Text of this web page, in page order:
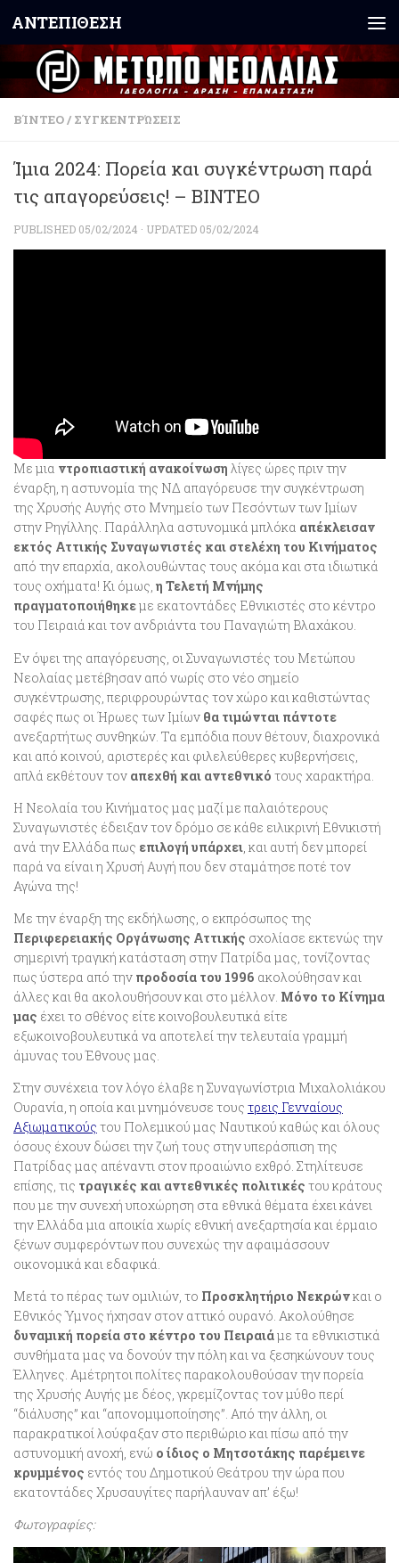
Skip to content
ΑΝΤΕΠΙΘΕΣΗ
ΒΊΝΤΕΟ/ ΣΥΓΚΕΝΤΡΏΣΕΙΣ
Ίμια 2024: Πορεία και συγκέντρωση παρά
τις απαγορεύσεις! – ΒΙΝΤΕΟ
PUBLISHED 05/02/2024 · UPDATED 05/02/2024
Με μια ντροπιαστική ανακοίνωση λίγες ώρες πριν την
έναρξη, η αστυνομία της ΝΔ απαγόρευσε την συγκέντρωση
της Χρυσής Αυγής στο Μνημείο των Πεσόντων των Ιμίων
στην Ρηγίλλης. Παράλληλα αστυνομικά μπλόκα απέκλεισαν
εκτός Αττικής Συναγωνιστές και στελέχη του Κινήματος
από την επαρχία, ακολουθώντας τους ακόμα και στα ιδιωτικά
τους οχήματα! Κι όμως, η Τελετή Μνήμης
πραγματοποιήθηκεμε εκατοντάδες Εθνικιστές στο κέντρο
του Πειραιά και τον ανδριάντα του Παναγιώτη Βλαχάκου.
Εν όψει της απαγόρευσης, οι Συναγωνιστές του Μετώπου
Νεολαίας μετέβησαν από νωρίς στο νέο σημείο
συγκέντρωσης, περιφρουρώντας τον χώρο και καθιστώντας
σαφές πως οι Ήρωες των Ιμίων θα τιμώνται πάντοτε
ανεξαρτήτως συνθηκών. Τα εμπόδια πουν θέτουν, διαχρονικά
και από κοινού, αριστερές και φιλελεύθερες κυβερνήσεις,
απλά εκθέτουν τον απεχθή και αντεθνικό τους χαρακτήρα.
Η Νεολαία του Κινήματος μας μαζί με παλαιότερους
Συναγωνιστές έδειξαν τον δρόμο σε κάθε ειλικρινή Εθνικιστή
ανά την Ελλάδα πως επιλογή υπάρχει , και αυτή δεν μπορεί
παρά να είναι η Χρυσή Αυγή που δεν σταμάτησε ποτέ τον
Αγώνα της!
Με την έναρξη της εκδήλωσης, ο εκπρόσωπος της
Περιφερειακής Οργάνωσης Αττικής σχολίασε εκτενώς την
σημερινή τραγική κατάσταση στην Πατρίδα μας, τονίζοντας
πως ύστερα από την προδοσία του 1996 ακολούθησαν και
άλλες και θα ακολουθήσουν και στο μέλλον. Μόνο το Κίνημα
μας έχει το σθένος είτε κοινοβουλευτικά είτε
εξωκοινοβουλευτικά να αποτελεί την τελευταία γραμμή
άμυνας του Έθνους μας.
Στην συνέχεια τον λόγο έλαβε η Συναγωνίστρια Μιχαλολιάκου
Ουρανία, η οποία και μνημόνευσε τους τρεις Γενναίους
Αξιωματικούς του Πολεμικού μας Ναυτικού καθώς και όλους
όσους έχουν δώσει την ζωή τους στην υπεράσπιση της
Πατρίδας μας απέναντι στον προαιώνιο εχθρό. Στηλίτευσε
επίσης, τις τραγικές και αντεθνικές πολιτικές του κράτους
που με την συνεχή υποχώρηση στα εθνικά θέματα έχει κάνει
την Ελλάδα μια αποικία χωρίς εθνική ανεξαρτησία και έρμαιο
ξένων συμφερόντων που συνεχώς την αφαιμάσσουν
οικονομικά και εδαφικά.
Μετά το πέρας των ομιλιών, το Προσκλητήριο Νεκρώνκαι ο
Εθνικός Ύμνος ήχησαν στον αττικό ουρανό. Ακολούθησε
δυναμική πορεία στο κέντρο του Πειραιάμε τα εθνικιστικά
συνθήματα μας να δονούν την πόλη και να ξεσηκώνουν τους
Έλληνες. Αμέτρητοι πολίτες παρακολουθούσαν την πορεία
της Χρυσής Αυγής με δέος, γκρεμίζοντας τον μύθο περί
“διάλυσης” και “απονομιμοποίησης”. Από την άλλη, οι
παρακρατικοί λούφαξαν στο περιθώριο και πίσω από την
αστυνομική ανοχή, ενώ ο ίδιος ο Μητσοτάκης παρέμεινε
κρυμμένος εντός του Δημοτικού Θεάτρου την ώρα που
εκατοντάδες Χρυσαυγίτες παρήλαυναν απ’ έξω!
Φωτογραφίες: